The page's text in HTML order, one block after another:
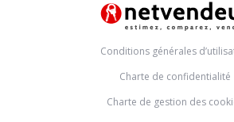
Conditions générales
Charte de confidentialité
Charte de gestion des